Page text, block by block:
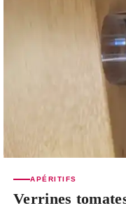
APÉRITIFS
Verrines